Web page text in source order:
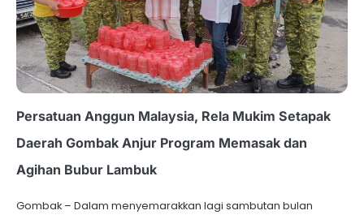
Persatuan Anggun Malaysia, Rela Mukim Setapak
Daerah Gombak Anjur Program Memasak dan
Agihan Bubur Lambuk
Gombak – Dalam menyemarakkan lagi sambutan bulan